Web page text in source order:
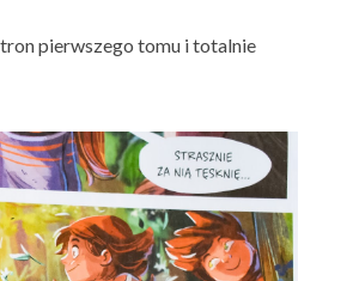
pierwszego tomu i totalnie